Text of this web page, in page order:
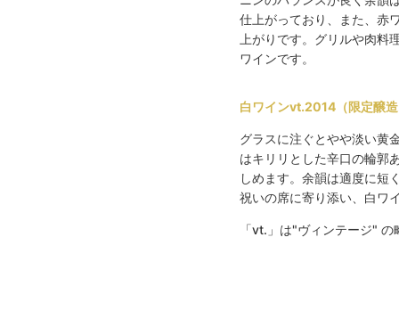
仕上がっており、また、赤
上がりです。グリルや肉
ワインです。
白ワインvt.2014（限定醸
グラスに注ぐとやや淡い黄
はキリリとした辛口の輪郭
しめます。余韻は適度に短
祝いの席に寄り添い、白ワ
「vt.」は"ヴィンテージ"